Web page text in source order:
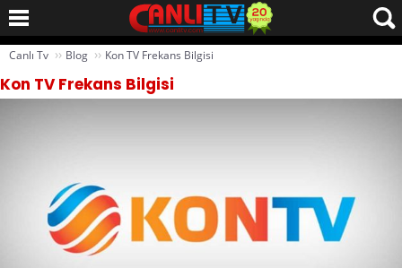
Canlı Tv ›› Blog ›› Kon TV Frekans Bilgisi
Kon TV Frekans Bilgisi